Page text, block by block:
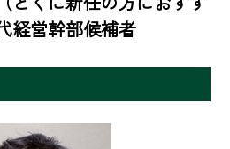
経営幹部候補者